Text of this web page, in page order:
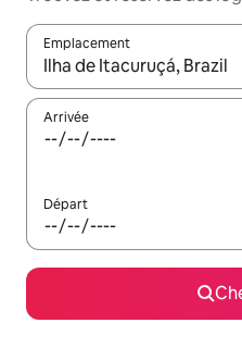
Emplacement
Quand les résultats sont
Arrivée
Départ